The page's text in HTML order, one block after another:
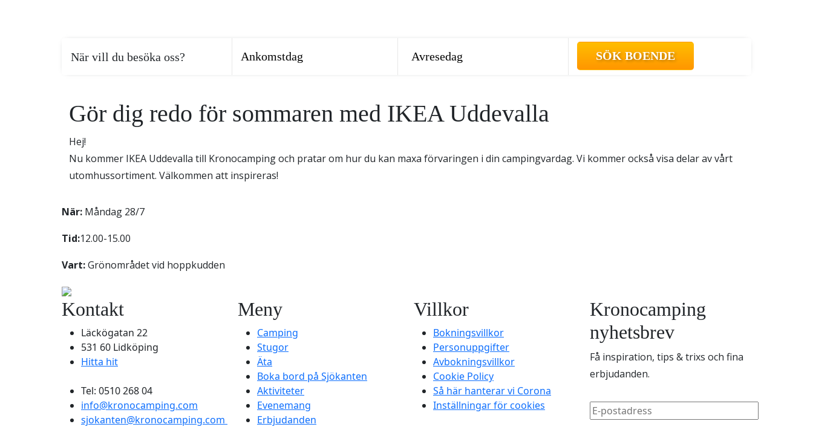
När vill du besöka oss?
Gör dig redo för sommaren med IKEA Uddevalla
Hej!
Nu kommer IKEA Uddevalla till Kronocamping och pratar om hur du kan maxa förvaringen i din campingvardag. Vi kommer också visa delar av vårt
utomhussortiment. Välkommen att inspireras!
När: Måndag 28/7
Tid:12.00-15.00
Vart:Grönområdet vid hoppkudden
Kontakt
Läckögatan 22
531 60 Lidköping
Hitta hit
Tel: 0510 268 04
info@kronocamping.com
sjokanten@kronocamping.com
Meny
Camping
Stugor
Äta
Boka bord på Sjökanten
Aktiviteter
Evenemang
Erbjudanden
Villkor
Bokningsvillkor
Personuppgifter
Avbokningsvillkor
Cookie Policy
Så här hanterar vi Corona
Inställningar för cookies
Kronocamping
nyhetsbrev
Få inspiration, tips & trixs och fina
erbjudanden.